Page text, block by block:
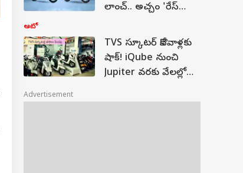
లాంచ్‌.. అచ్చం 'రేస్‌
ఆటో
TVS స్కూటర్‌ కొనేవాళ్లకు
షాక్‌! iQube నుంచి
Jupiter వరకు వేలల్లో
ఇవే
Advertisement